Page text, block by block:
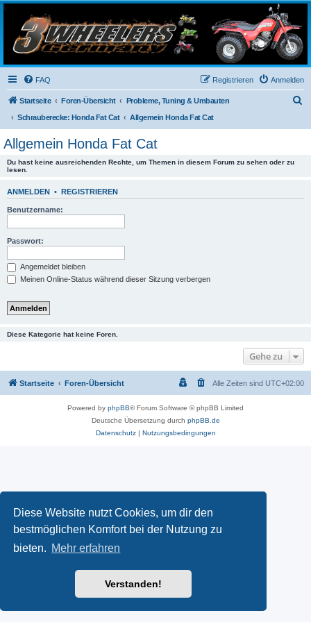
Diese Website nutzt Cookies, um dir den
bestmöglichen Komfort bei der Nutzung zu
bieten. Mehr erfahren
Verstanden!
3-Wheelers Germany
Honda, Yamaha, Kawasaki Trike
FAQ Anmelden
Registrieren
Startseite Foren-Übersicht
Probleme, Tuning & Umbauten
Schrauberecke: Honda Fat Cat
Allgemein Honda Fat Cat
Allgemein Honda Fat Cat
Du hast keine ausreichenden Rechte, um Themen in diesem Forum zu sehen oder zu
lesen.
ANMELDEN • REGISTRIEREN
Benutzername:
Passwort:
Angemeldet bleiben
Meinen Online-Status während dieser Sitzung verbergen
Diese Kategorie hat keine Foren.
Gehe zu
Startseite Foren-Übersicht Alle Zeiten sind UTC+02:00
Powered by phpBB® Forum Software © phpBB Limited
Deutsche Übersetzung durch phpBB.de
Datenschutz | Nutzungsbedingungen